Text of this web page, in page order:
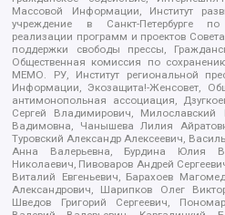
Массовой Информации, Институт
учреждение в Санкт-Петербурге
реализации программ и проектов
поддержки свободы прессы,
Общественная комиссия по
МЕМО. РУ, Институт региональной
Информации, Экозащита!-Женсовет,
антимонопольная ассоциация,
Сергей Владимирович,
Вадимовна, Чанышева Лилия
Туровский Александр Алексеевич,
Анна Валерьевна, Бурдина Юлия
Николаевич, Пивоваров Андрей
Виталий Евгеньевич, Барахоев
Александрович, Шарипков Олег
Шведов Григорий Сергеевич,